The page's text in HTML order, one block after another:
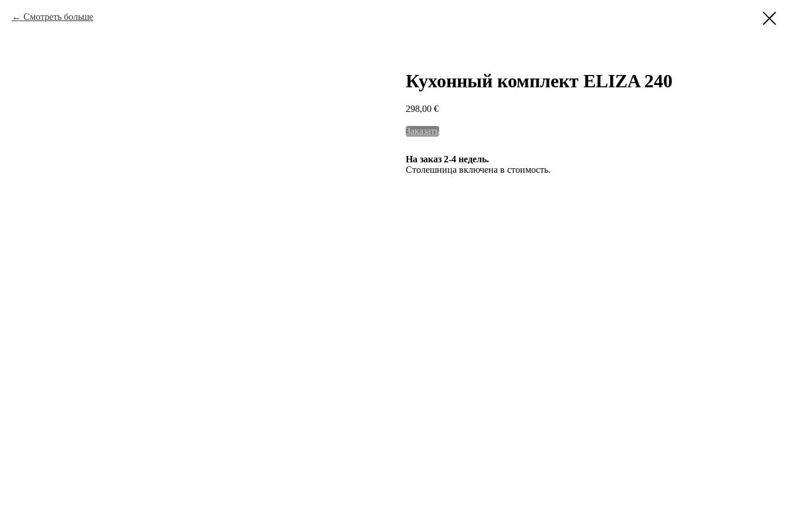
Смотреть больше
Кухонный комплект ELIZA 240
298,00 €
Заказать
На заказ 2-4 недель.
Столешница включена в стоимость.